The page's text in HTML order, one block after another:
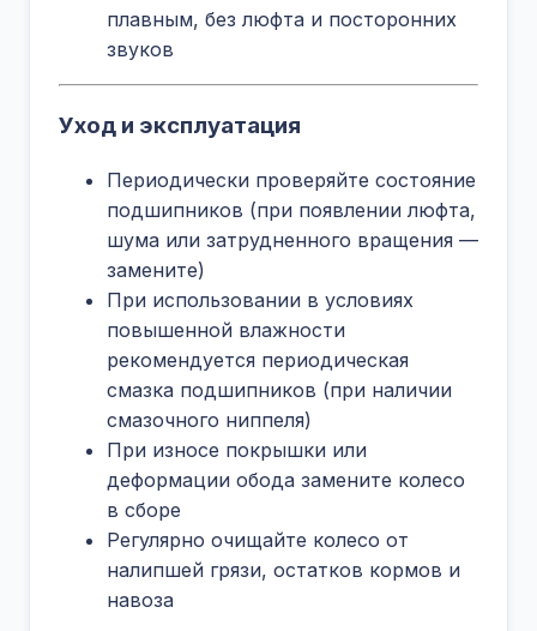
плавным, без люфта и посторонних
звуков
Уход и эксплуатация
Периодически проверяйте состояние
подшипников (при появлении люфта,
шума или затрудненного вращения —
замените)
При использовании в условиях
повышенной влажности
рекомендуется периодическая
смазка подшипников (при наличии
смазочного ниппеля)
При износе покрышки или
деформации обода замените колесо
в сборе
Регулярно очищайте колесо от
налипшей грязи, остатков кормов и
навоза